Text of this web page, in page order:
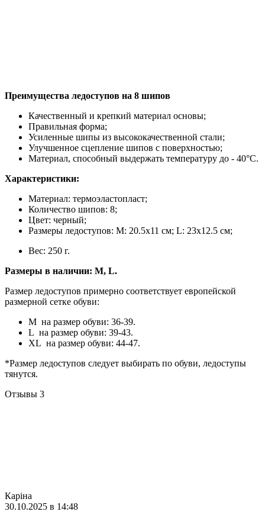
Преимущества ледоступов на 8 шипов
Качественный и крепкий материал основы;
Правильная форма;
Усиленные шипы из высококачественной стали;
Улучшенное сцепление шипов с поверхностью;
Материал, способный выдержать температуру до - 40°C.
Характеристики:
Материал: термоэластопласт;
Количество шипов: 8;
Цвет: черный;
Размеры ледоступов: M: 20.5х11 см; L: 23х12.5 см;
Вес: 250 г.
Размеры в наличии: M, L.
Размер ледоступов примерно соответствует европейской
размерной сетке обуви:
M на размер обуви: 36-39.
L на размер обуви: 39-43.
XL на размер обуви: 44-47.
*Размер ледоступов следует выбирать по обуви, ледоступы
тянутся.
Отзывы 3
Каріна
30.10.2025 в 14:48